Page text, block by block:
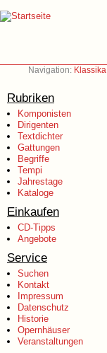
Navigation: Klassika
Rubriken
Komponisten
Dirigenten
Textdichter
Gattungen
Begriffe
Tempi
Jahrestage
Kataloge
Einkaufen
CD-Tipps
Angebote
Service
Suchen
Kontakt
Impressum
Datenschutz
Historie
Opernhäuser
Veranstaltungen